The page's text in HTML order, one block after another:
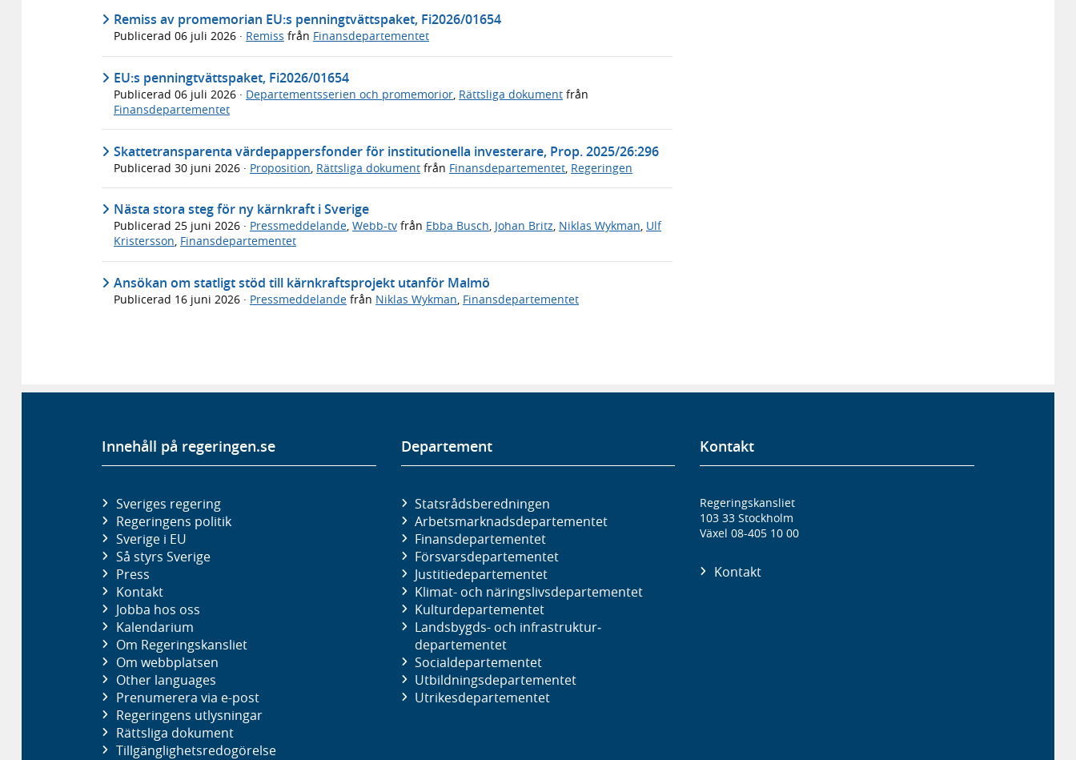
Remiss av promemorian EU:s penningtvättspaket, Fi2026/01654
Publicerad 06 juli 2026 · Remiss från Finansdepartementet
EU:s penningtvättspaket, Fi2026/01654
Publicerad 06 juli 2026 · Departementsserien och promemorior, Rättsliga dokument från
Finansdepartementet
Skattetransparenta värdepappersfonder för institutionella investerare, Prop. 2025/26:296
Publicerad 30 juni 2026 · Proposition Rättsliga dokument från Finansdepartementet Regeringen
Nästa stora steg för ny kärnkraft i Sverige
Publicerad 25 juni 2026 · Pressmeddelande, Webb-tv från Ebba Busch, Johan Britz, Niklas Wykman, Ulf
Kristersson, Finansdepartementet
Ansökan om statligt stöd till kärnkraftsprojekt utanför Malmö
Publicerad 16 juni 2026 · Pressmeddelande från Niklas Wykman, Finansdepartementet
Innehåll på regeringen.se
Sveriges regering
Regeringens politik
Sverige i EU
Så styrs Sverige
Press
Kontakt
Jobba hos oss
Kalendarium
Om Regeringskansliet
Om webbplatsen
Other languages
Prenumerera via e-post
Regeringens utlysningar
Rättsliga dokument
Tillgänglighetsredogörelse
Departement
Statsrådsberedningen
Arbetsmarknads­departementet
Finans­departementet
Försvars­departementet
Justitie­departementet
Klimat- och näringslivs­departementet
Kultur­departementet
Landsbygds- och infrastruktur­
departementet
Social­departementet
Utbildnings­departementet
Utrikes­departementet
Kontakt
Regeringskansliet
103 33 Stockholm
Växel 08-405 10 00
Kontakt